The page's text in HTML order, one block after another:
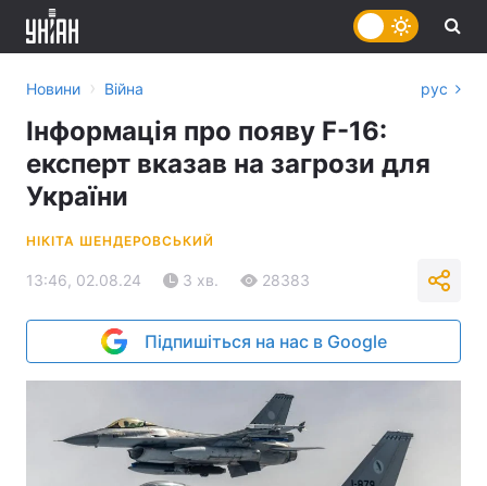
Новини › Війна рус
Інформація про появу F-16:
експерт вказав на загрози для
України
НІКІТА ШЕНДЕРОВСЬКИЙ
13:46, 02.08.24 3 хв. 28383
Підпишіться на нас в Google